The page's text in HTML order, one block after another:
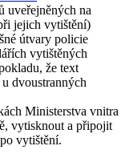
uveřejněných na
jejich vytištění)
útvary policie
vytištěných
že text
dvoustranných
Ministerstva vnitra
vytisknout a připojit
vytištění.